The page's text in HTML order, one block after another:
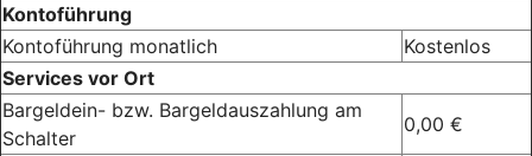
Kontoführung
Kontoführung monatlich
Kostenlos
Services vor Ort
Bargeldein- bzw. Bargeldauszahlung am
Schalter
0,00 €